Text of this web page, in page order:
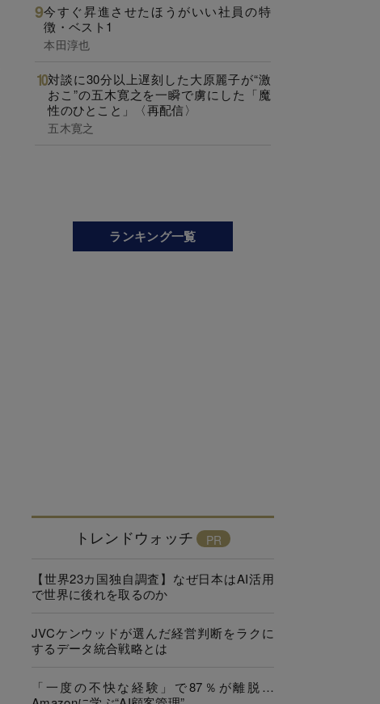
今すぐ昇進させたほうがいい社員の特
徴・ベスト1
本田淳也
対談に30分以上遅刻した大原麗子が“激
おこ”の五木寛之を一瞬で虜にした「魔
性のひとこと」〈再配信〉
五木寛之
ランキング一覧
トレンドウォッチ
【世界23カ国独自調査】なぜ日本はAI活用
で世界に後れを取るのか
JVCケンウッドが選んだ経営判断をラクに
するデータ統合戦略とは
「一度の不快な経験」で87％が離脱…